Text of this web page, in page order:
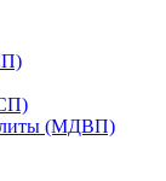
(МДВП)